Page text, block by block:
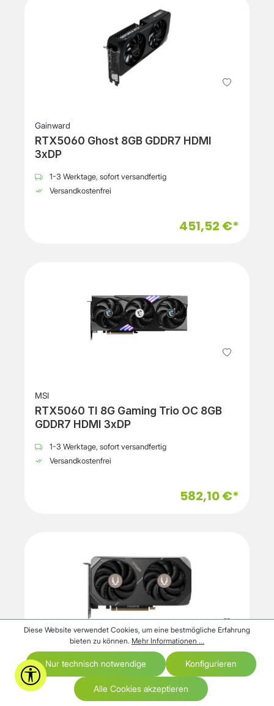
Gainward
RTX5060 Ghost 8GB GDDR7 HDMI
3xDP
1-3 Werktage, sofort versandfertig
Versandkostenfrei
451,52 €*
MSI
RTX5060 TI 8G Gaming Trio OC 8GB
GDDR7 HDMI 3xDP
1-3 Werktage, sofort versandfertig
Versandkostenfrei
582,10 €*
ZOTAC
RTX 5060 TI AMP 16GB GDDR7 HDMI
3xDP
Werkzeugleiste anzeigen
Diese Website verwendet Cookies, um eine bestmögliche Erfahrung
bieten zu können. Mehr Informationen ...
Nur technisch notwendige Konfigurieren
Alle Cookies akzeptieren